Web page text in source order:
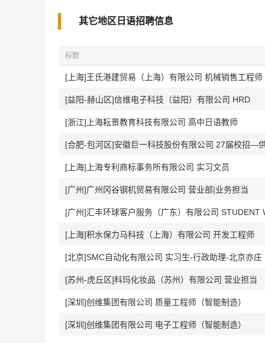
其它地区日语招聘信息
标题
[上海]王氏港建贸易（上海）有限公司 机械销售工程师
[益阳-赫山区]信维电子科技（益阳）有限公司 HRD
[浙江]上海耘景教育科技有限公司 高中日语教师
[合肥-包河区]安徽巨一科技股份有限公司 27届校招—
[上海]上海专利商标事务所有限公司 实习文员
[广州]广州冈谷钢机贸易有限公司 营业部|业务担当
[上海]积水保力马科技（上海）有限公司 开发工程师
[北京]SMC自动化有限公司 实习生-行政助理-北京亦庄
[苏州-虎丘区]科玛化妆品（苏州）有限公司 营业担当
[深圳]创维集团有限公司 质量工程师（智能制造）
[深圳]创维集团有限公司 电子工程师（智能制造）